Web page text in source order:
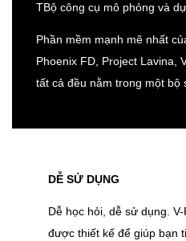
ТBộ công cụ mô phỏng và
Phần mềm mạnh mẽ nhất
Phoenix FD, Project Lavina,
tất cả đều nằm trong một bộ
DỄ SỬ DỤNG
Dễ học hỏi, dễ sử dụng.
được thiết kế để giúp bạn